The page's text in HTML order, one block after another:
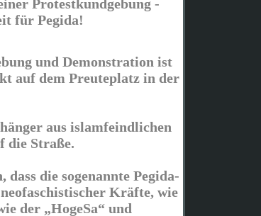
Protestkundgebung -
für Pegida!
und Demonstration ist
auf dem Preuteplatz in der
aus islamfeindlichen
die Straße.
die sogenannte Pegida-
Kräfte, wie
der „HogeSa“ und